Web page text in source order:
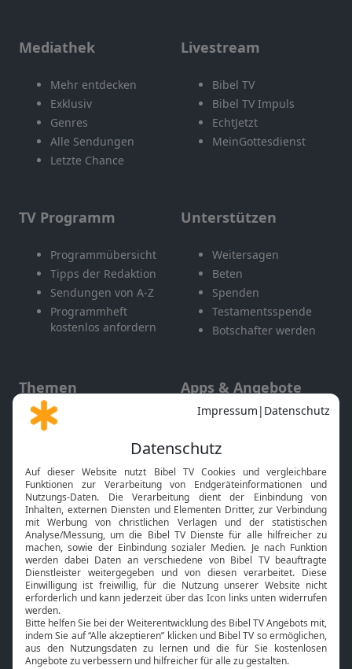
Mediathek
Mehr entdecken
Exklusiv
Genres
Alle Sendungen
Letzte Chance
Livestream
Bibel TV
Bibel TV Impuls
EchtJetzt
MeinGottesdienst
TV Programm
Programmübersicht
Tipps der Redaktion
Sendungen von A-Z
Programmheft
kostenlos anfordern
Unterstützen
Weitersagen
Beten
Spenden
Testamentsspende
Botschafter werden
Themen
Gott und Bibel erklärt
Neuigkeiten
Apps & Angebote
Mobile App
Smart TV
HbbTV
Bibelthek Online-Bibel
Nächster Gottesdienst
Bibel TV
Über uns
Jobs
Service
Kontakt
TV-Empfang